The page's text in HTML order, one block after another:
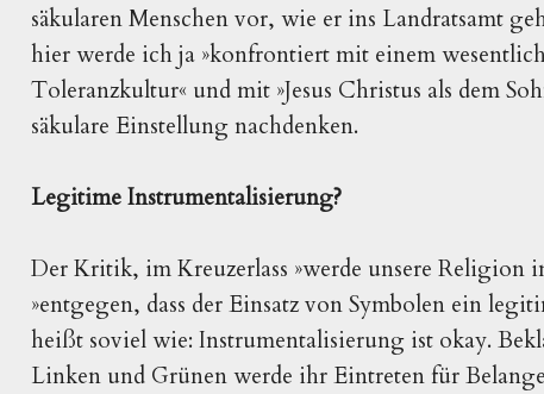
säkularen Menschen vor, wie er ins Landratsamt
hier werde ich ja »konfrontiert mit einem
Toleranzkultur« und mit »Jesus Christus als dem
säkulare Einstellung nachdenken.
Legitime Instrumentalisierung?
Der Kritik, im Kreuzerlass »werde unsere Religion
»entgegen, dass der Einsatz von Symbolen ein
heißt soviel wie: Instrumentalisierung ist okay.
Linken und Grünen werde ihr Eintreten für